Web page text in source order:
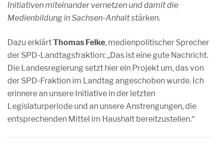
Initiativen miteinander vernetzen und damit die
Medienbildung in Sachsen-Anhalt stärken.
Dazu erklärtThomas Felke, medienpolitischer Sprecher
der SPD-Landtagsfraktion: „Das ist eine gute Nachricht.
Die Landesregierung setzt hier ein Projekt um, das von
der SPD-Fraktion im Landtag angeschoben wurde. Ich
erinnere an unsere Initiative in der letzten
Legislaturperiode und an unsere Anstrengungen, die
entsprechenden Mittel im Haushalt bereitzustellen.“